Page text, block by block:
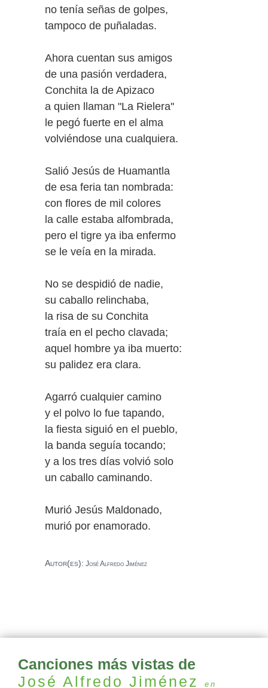
no tenía señas de golpes,
tampoco de puñaladas.
Ahora cuentan sus amigos
de una pasión verdadera,
Conchita la de Apizaco
a quien llaman "La Rielera''
le pegó fuerte en el alma
volviéndose una cualquiera.
Salió Jesús de Huamantla
de esa feria tan nombrada:
con flores de mil colores
la calle estaba alfombrada,
pero el tigre ya iba enfermo
se le veía en la mirada.
No se despidió de nadie,
su caballo relinchaba,
la risa de su Conchita
traía en el pecho clavada;
aquel hombre ya iba muerto:
su palidez era clara.
Agarró cualquier camino
y el polvo lo fue tapando,
la fiesta siguió en el pueblo,
la banda seguía tocando;
y a los tres días volvió solo
un caballo caminando.
Murió Jesús Maldonado,
murió por enamorado.
Autor(es): José Alfredo Jiménez
Canciones más vistas de
José Alfredo Jiménez
en